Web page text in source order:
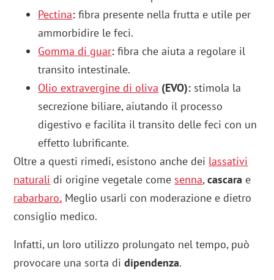
Pectina: fibra presente nella frutta e utile per
ammorbidire le feci.
Gomma di guar: fibra che aiuta a regolare il
transito intestinale.
Olio extravergine di oliva (EVO): stimola la
secrezione biliare, aiutando il processo
digestivo e facilita il transito delle feci con un
effetto lubrificante.
Oltre a questi rimedi, esistono anche dei lassativi
naturali di origine vegetale come senna,cascara e
rabarbaro. Meglio usarli con moderazione e dietro
consiglio medico.
Infatti, un loro utilizzo prolungato nel tempo, può
provocare una sorta didipendenza.